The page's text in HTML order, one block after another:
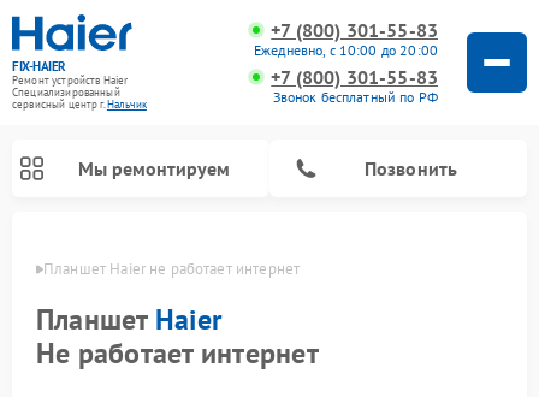
FIX-HAIER
Ремонт устройств Haier
Специализированный
cервисный центр г.Нальчик
+7 (800) 301-55-83
Ежедневно, с 10:00 до 20:00
+7 (800) 301-55-83
Звонок бесплатный по РФ
Мы ремонтируем Позвонить
Планшет Haier не работает интернет
Планшет Haier
Не работает интернет